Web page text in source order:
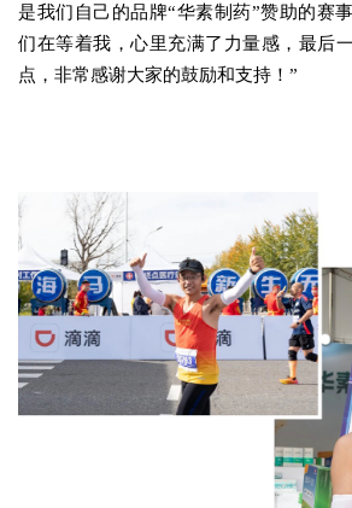
是我们自己的品牌“华素制药”赞助的赛
们在等着我，心里充满了力量感，最后
点，非常感谢大家的鼓励和支持！”